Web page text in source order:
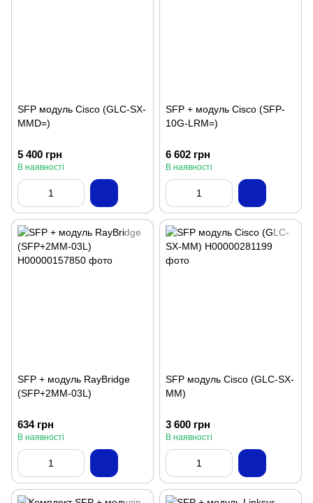
SFP модуль Cisco (GLC-SX-
MMD=)
5 400 грн
В наявності
SFP + модуль Cisco (SFP-
10G-LRM=)
6 602 грн
В наявності
SFP + модуль RayBridge
(SFP+2MM-03L)
634 грн
В наявності
SFP модуль Cisco (GLC-SX-
MM)
3 600 грн
В наявності